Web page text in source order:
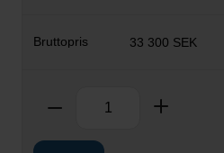
33 300 SEK
Ta bort